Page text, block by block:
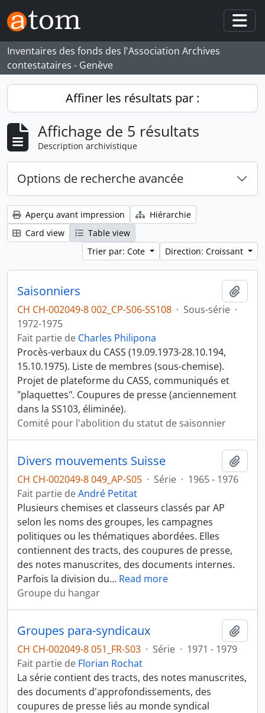
Skip to main content
Inventaires des fonds des l'Association Archives
contestataires - Genève
Affiner les résultats par :
Affichage de 5 résultats
Description archivistique
Options de recherche avancée
Aperçu avant impression
Hiérarchie
Card view
Table view
Trier par: Cote
Direction: Croissant
Saisonniers
CH CH-002049-8 002_CP-S06-SS108 · Sous-série ·
1972-1975
Fait partie de Charles Philipona
Procès-verbaux du CASS (19.09.1973-28.10.194,
15.10.1975). Liste de membres (sous-chemise).
Projet de plateforme du CASS, communiqués et
"plaquettes". Coupures de presse (anciennement
dans la SS103, éliminée).
Comité pour l'abolition du statut de saisonnier
Divers mouvements Suisse
CH CH-002049-8 049_AP-S05 · Série · 1965 - 1976
Fait partie deAndré Petitat
Plusieurs chemises et classeurs classés par AP
selon les noms des groupes, les campagnes
politiques ou les thématiques abordées. Elles
contiennent des tracts, des coupures de presse,
des notes manuscrites, des documents internes.
Parfois la division du… Read more
Groupe du hangar
Groupes para-syndicaux
CH CH-002049-8 051_FR-S03 · Série · 1971 - 1979
Fait partie de Florian Rochat
La série contient des tracts, des notes manuscrites,
des documents d'approfondissements, des
coupures de presse liés au monde syndical